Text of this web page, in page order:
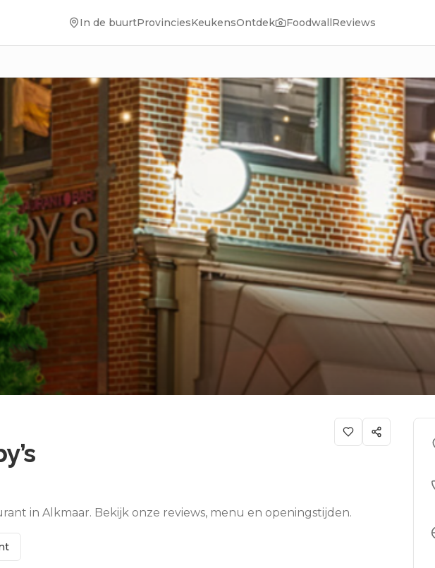
In de buurtProvinciesKeukensOntdek FoodwallReviews
in Alkmaar. Bekijk onze reviews, menu en openingstijden.